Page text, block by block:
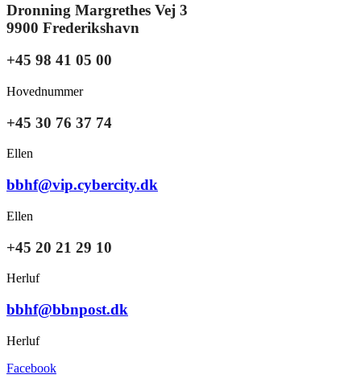
Dronning Margrethes Vej 3
9900 Frederikshavn
+45 98 41 05 00
Hovednummer
+45 30 76 37 74
Ellen
bbhf@vip.cybercity.dk
Ellen
+45 20 21 29 10
Herluf
bbhf@bbnpost.dk
Herluf
Facebook